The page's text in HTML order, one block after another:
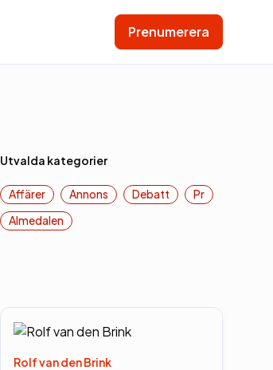
Prenumerera
Utvalda kategorier
Affärer Annons Debatt
Pr
Almedalen
Rolf van den Brink